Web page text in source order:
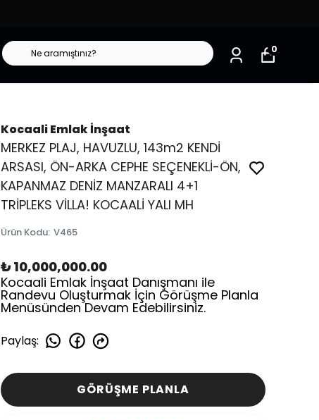
0
Kocaali Emlak İnşaat
MERKEZ PLAJ, HAVUZLU, 143m2 KENDİ
ARSASI, ÖN-ARKA CEPHE SEÇENEKLİ-ÖN,
KAPANMAZ DENİZ MANZARALI 4+1
TRİPLEKS VİLLA! KOCAALİ YALI MH
Ürün Kodu: V465
₺ 10,000,000.00
Kocaali Emlak İnşaat Danışmanı ile
Randevu Oluşturmak İçin Görüşme Planla
Menüsünden Devam Edebilirsiniz.
Paylaş:
GÖRÜŞME PLANLA